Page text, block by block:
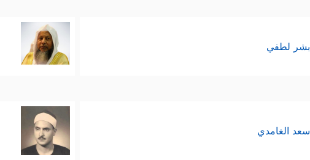
بشر لطفي
سعد الغامدي